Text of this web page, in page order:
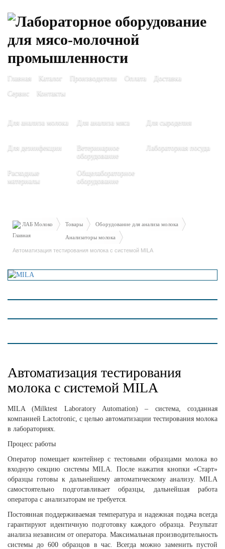
Главная Каталог Производители Оплата
Доставка
Сервис
Контакты
Для анализа молока Для анализа мяса Для сыроделия
Для дезинфекции
Ветеринарное
оборудование
Лабораторная посуда
Расходные
материалы
Общелабораторное
оборудование
ЛАБ Молоко Товары Оборудование для анализа молока
Анализаторы молока
Автоматизация тестирования молока с системой MILA
Автоматизация тестирования
молока с системой MILA
MILA (Milktest Laboratory Automation) – система, созданная
компанией Lactotronic, с целью автоматизации тестирования молока
в лабораториях.
Процесс работы
Оператор помещает контейнер с тестовыми образцами молока во
входную секцию системы MILA. После нажатия кнопки «Старт»
образцы готовы к дальнейшему автоматическому анализу. MILA
самостоятельно подготавливает образцы, дальнейшая работа
оператора с анализаторам не требуется.
Постоянная поддерживаемая температура и надежная подача всегда
гарантируют идентичную подготовку каждого образца. Результат
анализа независим от оператора. Максимальная производительность
системы до 600 образцов в час. Всегда можно заменить пустой